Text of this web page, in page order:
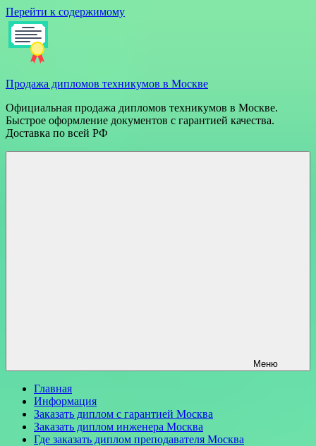
Перейти к содержимому
Продажа дипломов техникумов в Москве
Официальная продажа дипломов техникумов в Москве.
Быстрое оформление документов с гарантией качества.
Доставка по всей РФ
Меню
Главная
Информация
Заказать диплом с гарантией Москва
Заказать диплом инженера Москва
Где заказать диплом преподавателя Москва